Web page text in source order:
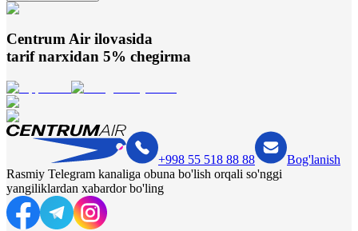
Centrum Air ilovasida
tarif narxidan 5% chegirma
+998 55 518 88 88
Bog'lanish
Rasmiy Telegram kanaliga obuna bo'lish orqali so'nggi
yangiliklardan xabardor bo'ling